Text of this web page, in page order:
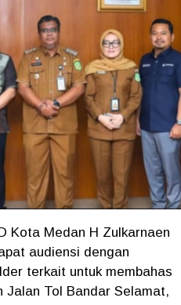
Kota Medan H Zulkarnaen
audiensi dengan
terkait untuk membahas
Jalan Tol Bandar Selamat,